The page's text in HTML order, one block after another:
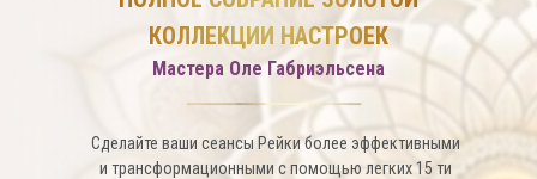
КОЛЛЕКЦИИ НАСТРОЕК
Мастера Оле Габриэльсена
Сделайте ваши сеансы Рейки более эффективными
и трансформационными с помощью легких 15 ти
развиваться и расти дальше